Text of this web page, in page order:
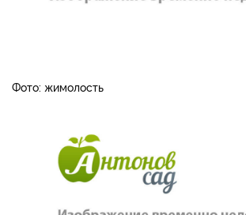
Фото: жимолость